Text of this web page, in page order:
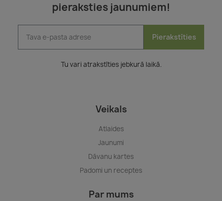
pieraksties jaunumiem!
Pierakstīties
Tu vari atrakstīties jebkurā laikā.
Veikals
Atlaides
Jaunumi
Dāvanu kartes
Padomi un receptes
Par mums